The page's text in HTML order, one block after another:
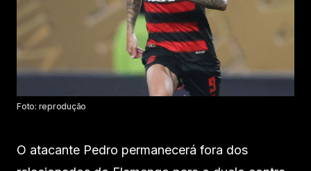
Foto: reprodução
O atacante Pedro permanecerá fora dos